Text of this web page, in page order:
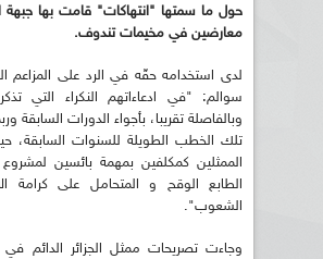
حول ما سمتها "انتهاكات" قامت بها جبهة
معارضين في مخيمات تندوف.
لدى استخدامه حقّه في الرد على المزاعم
سوالم: "في ادعاءاتهم النكراء التي
وبالفاصلة تقريبا، بأجواء الدورات السابقة
تلك الخطب الطويلة للسنوات السابقة،
الممثلين كمكلفين بمهمة بائسين
الطابع الوقح و المتحامل على كرامة
الشعوب".
وجاءت تصريحات ممثل الجزائر الدائم